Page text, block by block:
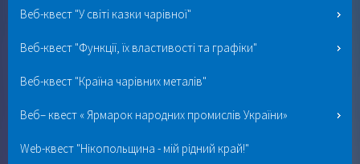
Веб-квест "У світі казки чарівної"
Веб-квест "Функції, їх властивості та графіки"
Веб-квест "Країна чарівних металів"
Веб– квест « Ярмарок народних промислів України»
Web-квест "Нікопольщина - мій рідний край!"